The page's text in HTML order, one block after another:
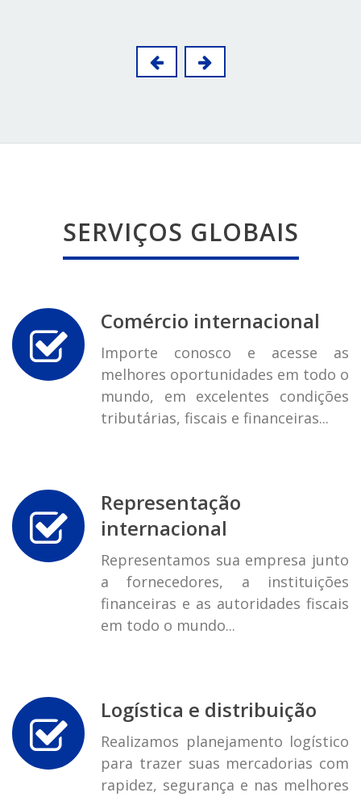
SERVIÇOS GLOBAIS
Comércio internacional
Importe conosco e acesse as
melhores oportunidades em todo o
mundo, em excelentes condições
tributárias, fiscais e financeiras...
Representação
internacional
Representamos sua empresa junto
a fornecedores, a instituições
financeiras e as autoridades fiscais
em todo o mundo...
Logística e distribuição
Realizamos planejamento logístico
para trazer suas mercadorias com
rapidez, segurança e nas melhores